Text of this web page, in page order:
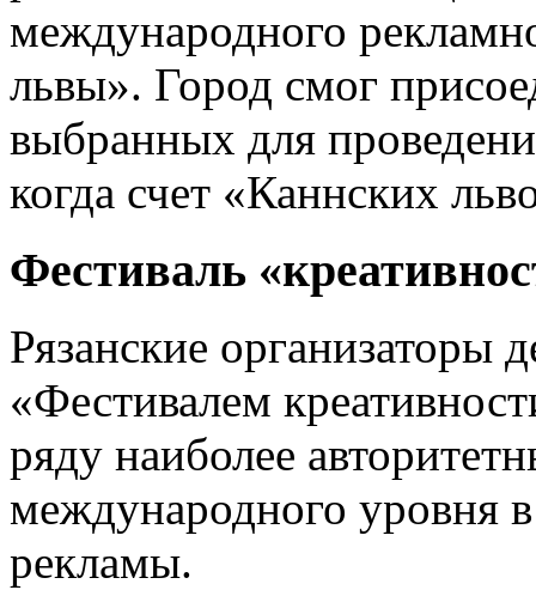
международного
львы». Город смог
выбранных для
когда счет «Каннских
Фестиваль
Рязанские организаторы
«Фестивалем
ряду наиболее
международного уровня
рекламы.